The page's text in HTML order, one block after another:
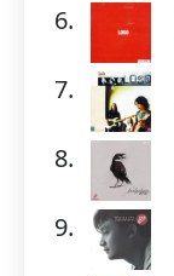
6.
7.
8.
9.